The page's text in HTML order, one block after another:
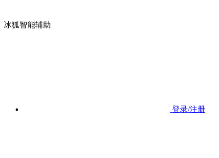
冰狐智能辅助
登录/注册